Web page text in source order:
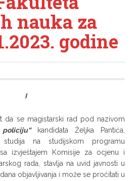
nauka za
godine
I
da se magistarski rad pod nazivom
kandidata Željka Pantića,
na studijskom programu
izvještajem Komisije za ocjenu i
rada, stavlja na uvid javnosti u
objavljivanja i može se pročitati u